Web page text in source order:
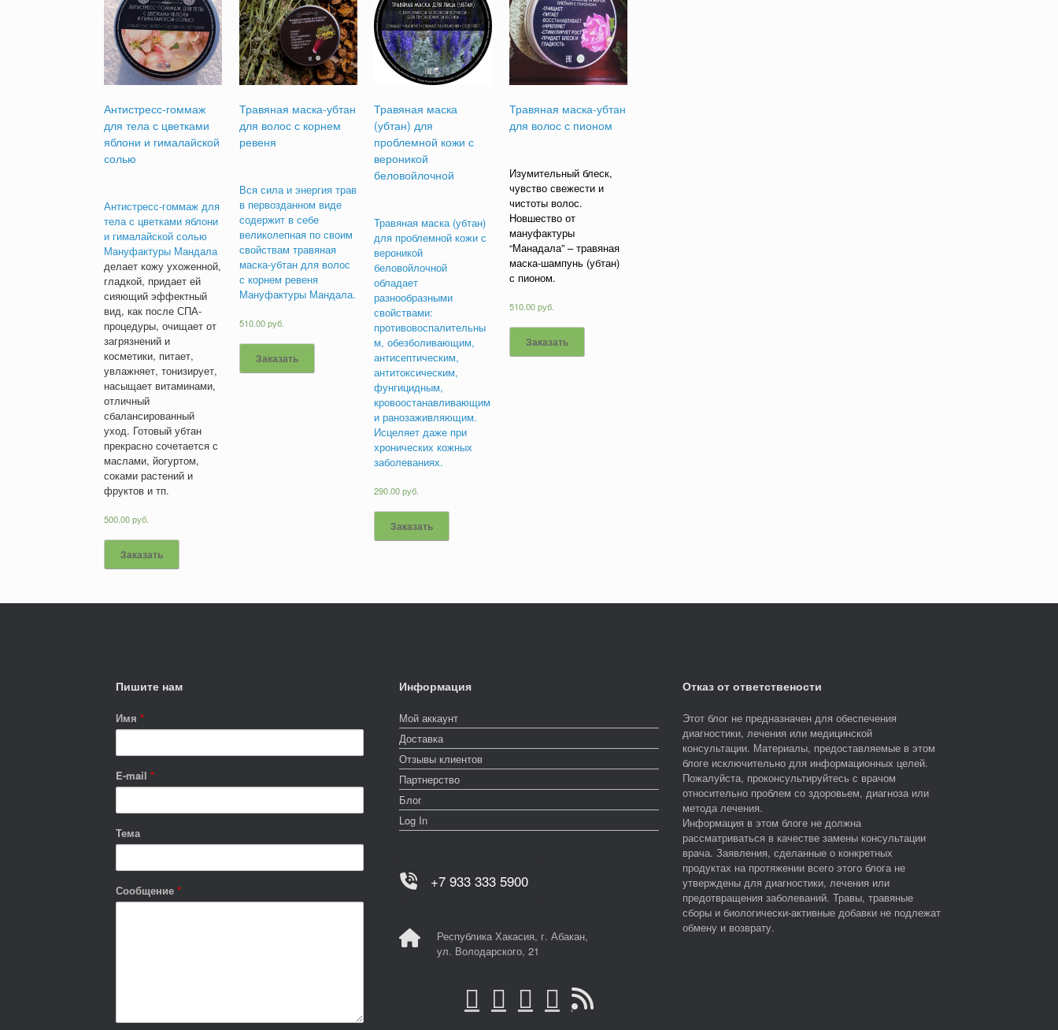
Антистресс-гоммаж
для тела с цветками
яблони и гималайской
солью
Антистресс-гоммаж для
тела с цветками яблони
и гималайской солью
Мануфактуры Мандала
делает кожу ухоженной,
гладкой, придает ей
сияющий эффектный
вид, как после СПА-
процедуры, очищает от
загрязнений и
косметики, питает,
увлажняет, тонизирует,
насыщает витаминами,
отличный
сбалансированный
уход. Готовый убтан
прекрасно сочетается с
маслами, йогуртом,
соками растений и
фруктов и тп.
500.00руб.
Заказать
Травяная маска-убтан
для волос с корнем
ревеня
Вся сила и энергия трав
в первозданном виде
содержит в себе
великолепная по своим
свойствам травяная
маска-убтан для волос
с корнем ревеня
Мануфактуры Мандала.
510.00руб.
Заказать
Травяная маска
(убтан) для
проблемной кожи с
вероникой
беловойлочной
Травяная маска (убтан)
для проблемной кожи с
вероникой
беловойлочной
обладает
разнообразными
свойствами:
противовоспалительны
м, обезболивающим,
антисептическим,
антитоксическим,
фунгицидным,
кровоостанавливающим
и ранозаживляющим.
Исцеляет даже при
хронических кожных
заболеваниях.
290.00руб.
Заказать
Травяная маска-убтан
для волос с пионом
Изумительный блеск,
чувство свежести и
чистоты волос.
Новшество от
мануфактуры
“Манадала” – травяная
маска-шампунь (убтан)
с пионом.
510.00руб.
Заказать
Пишите нам
Имя *
E-mail *
Тема
Сообщение *
Информация
Мой аккаунт
Доставка
Отзывы клиентов
Партнерство
Блог
Log In
+7 933 333 5900
Республика Хакасия, г. Абакан,
ул. Володарского, 21
Отказ от ответствености
Этот блог не предназначен для обеспечения
диагностики, лечения или медицинской
консультации. Материалы, предоставляемые в этом
блоге исключительно для информационных целей.
Пожалуйста, проконсультируйтесь с врачом
относительно проблем со здоровьем, диагноза или
метода лечения.
Информация в этом блоге не должна
рассматриваться в качестве замены консультации
врача. Заявления, сделанные о конкретных
продуктах на протяжении всего этого блога не
утверждены для диагностики, лечения или
предотвращения заболеваний. Травы, травяные
сборы и биологически-активные добавки не подлежат
обмену и возврату.